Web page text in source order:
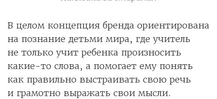
В целом концепция бренда ориентирована
на познание детьми мира, где учитель
не только учит ребенка произносить
какие-то слова, а помогает ему понять
как правильно выстраивать свою речь
и грамотно выражать свои мысли.